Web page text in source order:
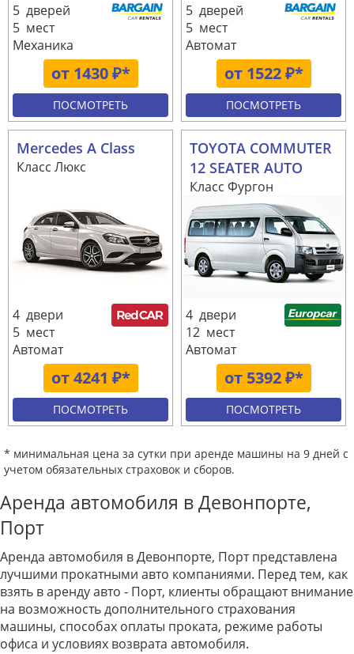
от 1430 ₽*
5 дверей
5 мест
Механика
ПОСМОТРЕТЬ
от 1522 ₽*
5 дверей
5 мест
Автомат
ПОСМОТРЕТЬ
Mercedes A Class
Класс Люкс
от 4241 ₽*
4 двери
5 мест
Автомат
ПОСМОТРЕТЬ
TOYOTA COMMUTER
12 SEATER AUTO
Класс Фургон
от 5392 ₽*
4 двери
12 мест
Автомат
ПОСМОТРЕТЬ
* минимальная цена за сутки при аренде машины на 9 дней с
учетом обязательных страховок и сборов.
Аренда автомобиля в Девонпорте,
Порт
Аренда автомобиля в Девонпорте, Порт представлена
лучшими прокатными авто компаниями. Перед тем, как
взять в аренду авто - Порт, клиенты обращают внимание
на возможность дополнительного страхования
машины, способах оплаты проката, режиме работы
офиса и условиях возврата автомобиля.